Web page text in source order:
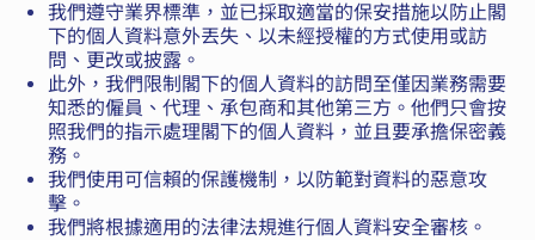
我們遵守業界標準，並已採取適當的保安措施以防止閣
下的個人資料意外丟失、以未經授權的方式使用或訪
問、更改或披露。
此外，我們限制閣下的個人資料的訪問至僅因業務需要
知悉的僱員、代理、承包商和其他第三方。他們只會按
照我們的指示處理閣下的個人資料，並且要承擔保密義
務。
我們使用可信賴的保護機制，以防範對資料的惡意攻
擊。
我們將根據適用的法律法規進行個人資料安全審核。